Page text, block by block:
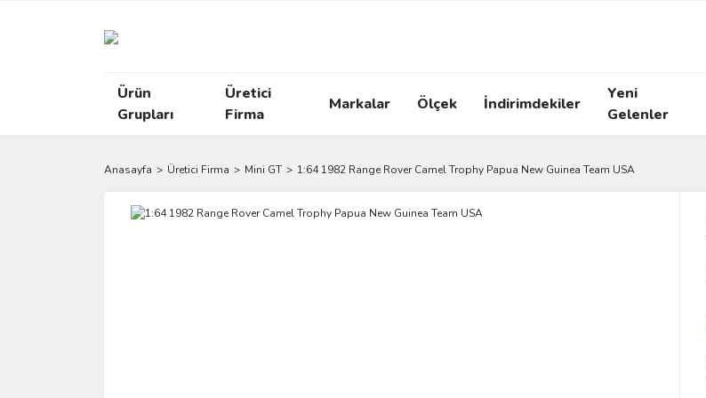
Ürün
Grupları
Üretici
Firma
Markalar Ölçek İndirimdekiler
Yeni
Gelenler
Anasayfa Üretici Firma Mini GT 1:64 1982 Range Rover Camel Trophy Papua New Guinea Team USA